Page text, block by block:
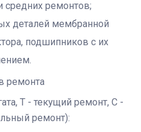
ремонтов;
деталей мембранной
подшипников с их
ремонта
Т - текущий ремонт, С -
ремонт):